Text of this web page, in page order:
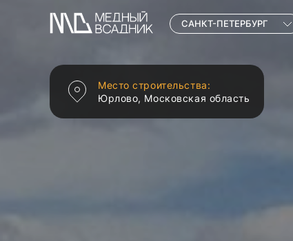
САНКТ-ПЕТЕРБУРГ
Место строительства:
Юрлово, Московская область